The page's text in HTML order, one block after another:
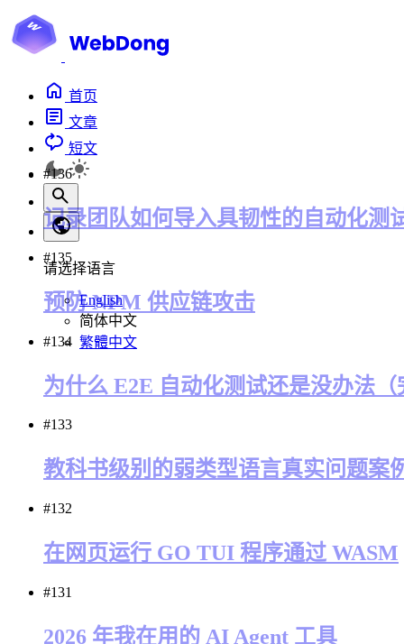
首页
文章
短文
请选择语言
English
简体中文
繁體中文
#136
记录团队如何导入具韧性的自动化测
#135
预防 NPM 供应链攻击
#134
为什么 E2E 自动化测试还是没办法
#133
教科书级别的弱类型语言真实问题案
#132
在网页运行 GO TUI 程序通过 WASM
#131
2026 年我在用的 AI Agent 工具